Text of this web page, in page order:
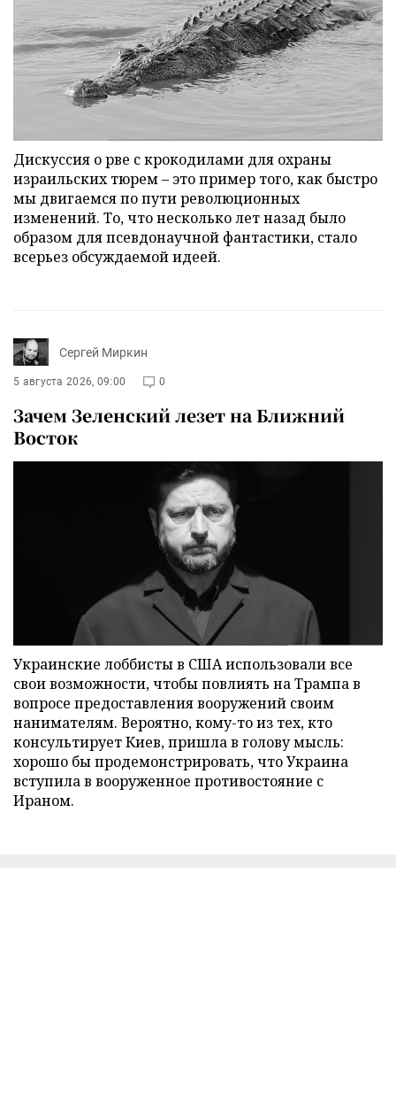
Дискуссия о рве с крокодилами для охраны
израильских тюрем – это пример того, как быстро
мы двигаемся по пути революционных
изменений. То, что несколько лет назад было
образом для псевдонаучной фантастики, стало
всерьез обсуждаемой идеей.
Сергей Миркин
5 августа 2026, 09:00 0
Зачем Зеленский лезет на Ближний
Восток
Украинские лоббисты в США использовали все
свои возможности, чтобы повлиять на Трампа в
вопросе предоставления вооружений своим
нанимателям. Вероятно, кому-то из тех, кто
консультирует Киев, пришла в голову мысль:
хорошо бы продемонстрировать, что Украина
вступила в вооруженное противостояние с
Ираном.